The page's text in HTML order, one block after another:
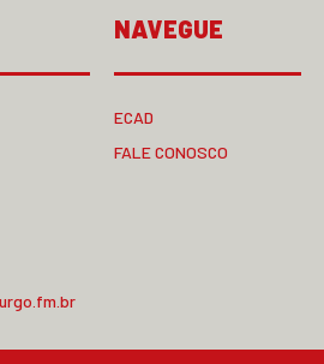
NAVEGUE
ECAD
FALE CONOSCO